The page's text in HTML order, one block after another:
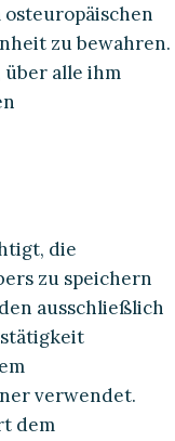
zu bewahren.
alle ihm
die
zu speichern
ausschließlich
verwendet.
dem